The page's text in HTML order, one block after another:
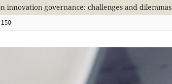
innovation governance: challenges and dilemmas